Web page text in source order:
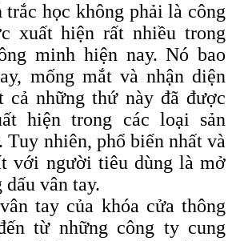
trắc học không phải là công
xuất hiện rất nhiều trong
minh hiện nay. Nó bao
mống mắt và nhận diện
cả những thứ này đã được
hiện trong các loại sản
Tuy nhiên, phổ biến nhất và
với người tiêu dùng là mở
dấu vân tay.
tay của khóa cửa thông
từ những công ty cung